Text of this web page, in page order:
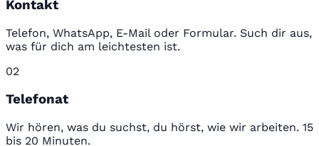
Kontakt
Telefon, WhatsApp, E-Mail oder Formular. Such dir aus,
was für dich am leichtesten ist.
02
Telefonat
Wir hören, was du suchst, du hörst, wie wir arbeiten. 15
bis 20 Minuten.